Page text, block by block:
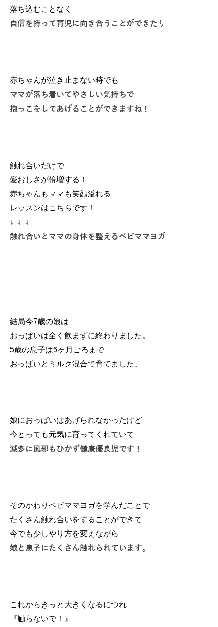
落ち込むことなく
自信を持って育児に向き合うことができたり
赤ちゃんが泣き止まない時でも
ママが落ち着いてやさしい気持ちで
抱っこをしてあげることができますね！
触れ合いだけで
愛おしさが倍増する！
赤ちゃんもママも笑顔溢れる
レッスンはこちらです！
↓ ↓ ↓
触れ合いとママの身体を整えるベビママヨガ
結局今7歳の娘は
おっぱいは全く飲まずに終わりました。
5歳の息子は6ヶ月ごろまで
おっぱいとミルク混合で育てました。
娘におっぱいはあげられなかったけど
今とっても元気に育ってくれていて
滅多に風邪もひかず健康優良児です！
そのかわりベビママヨガを学んだことで
たくさん触れ合いをすることができて
今でも少しやり方を変えながら
娘と息子にたくさん触れられています。
これからきっと大きくなるにつれ
『触らないで！』